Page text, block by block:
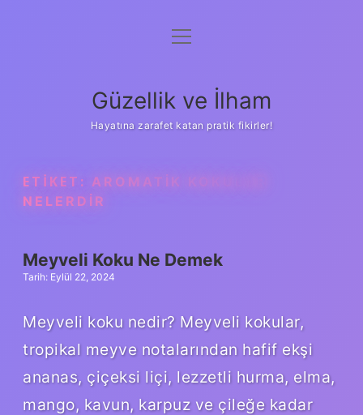
Anasayfa
Yasal Uyarı
menüyü
Güzellik ve İlham
Hayatına zarafet katan pratik fikirler!
ETIKET: AROMATIK KOKULAR
NELERDIR
Meyveli Koku Ne Demek
Tarih: Eylül 22, 2024
Meyveli koku nedir? Meyveli kokular,
tropikal meyve notalarından hafif ekşi
ananas, çiçeksi liçi, lezzetli hurma, elma,
mango, kavun, karpuz ve çileğe kadar